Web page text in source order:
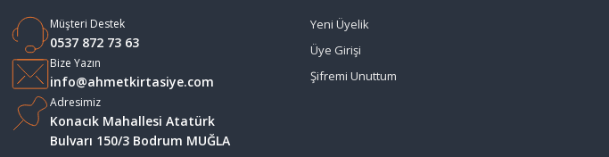
Müşteri Destek
0537 872 73 63
Bize Yazın
info@ahmetkirtasiye.com
Adresimiz
Konacık Mahallesi Atatürk
Bulvarı 150/3 Bodrum MUĞLA
Yeni Üyelik
Üye Girişi
Şifremi Unuttum